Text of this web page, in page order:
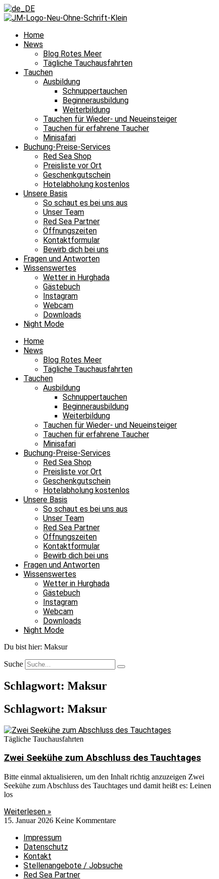
Home
News
Blog Rotes Meer
Tägliche Tauchausfahrten
Tauchen
Ausbildung
Schnuppertauchen
Beginnerausbildung
Weiterbildung
Tauchen für Wieder- und Neueinsteiger
Tauchen für erfahrene Taucher
Minisafari
Buchung-Preise-Services
Red Sea Shop
Preisliste vor Ort
Geschenkgutschein
Hotelabholung kostenlos
Unsere Basis
So schaut es bei uns aus
Unser Team
Red Sea Partner
Öffnungszeiten
Kontaktformular
Bewirb dich bei uns
Fragen und Antworten
Wissenswertes
Wetter in Hurghada
Gästebuch
Instagram
Webcam
Downloads
Night Mode
Home
News
Blog Rotes Meer
Tägliche Tauchausfahrten
Tauchen
Ausbildung
Schnuppertauchen
Beginnerausbildung
Weiterbildung
Tauchen für Wieder- und Neueinsteiger
Tauchen für erfahrene Taucher
Minisafari
Buchung-Preise-Services
Red Sea Shop
Preisliste vor Ort
Geschenkgutschein
Hotelabholung kostenlos
Unsere Basis
So schaut es bei uns aus
Unser Team
Red Sea Partner
Öffnungszeiten
Kontaktformular
Bewirb dich bei uns
Fragen und Antworten
Wissenswertes
Wetter in Hurghada
Gästebuch
Instagram
Webcam
Downloads
Night Mode
Du bist hier: Maksur
Suche
Schlagwort: Maksur
Schlagwort: Maksur
Tägliche Tauchausfahrten
Zwei Seekühe zum Abschluss des Tauchtages
Bitte einmal aktualisieren, um den Inhalt richtig anzuzeigen Zwei
Seekühe zum Abschluss des Tauchtages und damit heißt es: Leinen
los
Weiterlesen »
15. Januar 2026 Keine Kommentare
Impressum
Datenschutz
Kontakt
Stellenangebote / Jobsuche
Red Sea Partner